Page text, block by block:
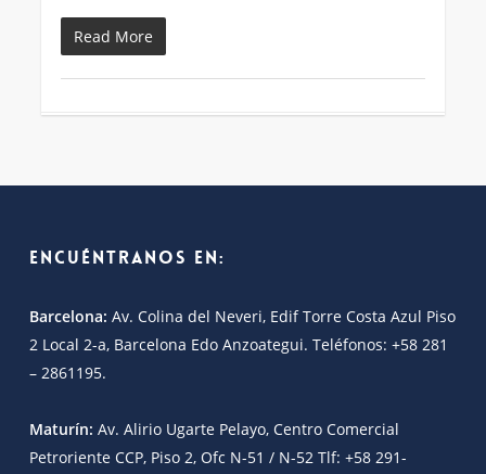
Read More
Encuéntranos en:
Barcelona: Av. Colina del Neveri, Edif Torre Costa Azul Piso
2 Local 2-a, Barcelona Edo Anzoategui. Teléfonos: +58 281
– 2861195.
Maturín: Av. Alirio Ugarte Pelayo, Centro Comercial
Petroriente CCP, Piso 2, Ofc N-51 / N-52 Tlf: +58 291-